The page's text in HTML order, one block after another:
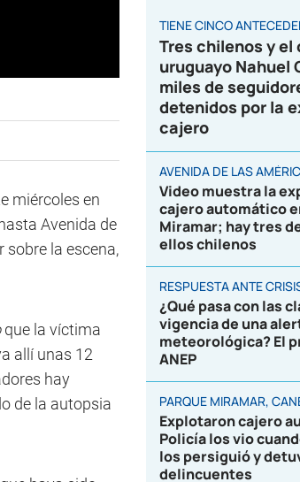
miércoles en
Avenida de
sobre la escena,
que la víctima
allí unas 12
hay
de la autopsia
TIENE CINCO
Tres chilenos y
uruguayo Nahuel
miles de
detenidos por la
cajero
AVENIDA DE LAS
Video muestra la
cajero automático
Miramar; hay tres
ellos chilenos
RESPUESTA ANTE
¿Qué pasa con las
vigencia de una
meteorológica? El
ANEP
PARQUE MIRAMAR,
Explotaron cajero
Policía los vio
los persiguió y
delincuentes